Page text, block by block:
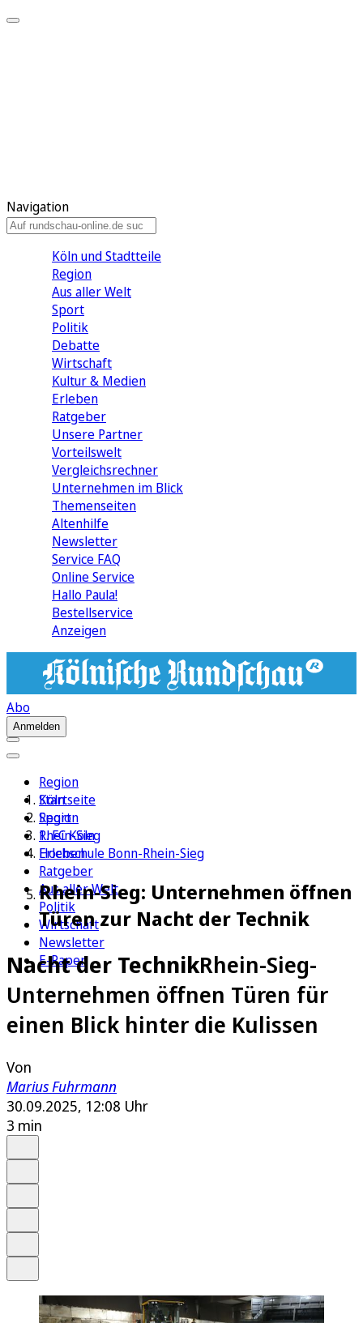
Navigation
Köln und Stadtteile
Region
Aus aller Welt
Sport
Politik
Debatte
Wirtschaft
Kultur & Medien
Erleben
Ratgeber
Unsere Partner
Vorteilswelt
Vergleichsrechner
Unternehmen im Blick
Themenseiten
Altenhilfe
Newsletter
Service FAQ
Online Service
Hallo Paula!
Bestellservice
Anzeigen
Abo
Anmelden
Region
Köln
Sport
1. FC Köln
Erleben
Ratgeber
Aus aller Welt
Politik
Wirtschaft
Newsletter
E-Paper
Startseite
Region
Rhein-Sieg
Hochschule Bonn-Rhein-Sieg
Rhein-Sieg: Unternehmen öffnen
Türen zur Nacht der Technik
Nacht der TechnikRhein-Sieg-
Unternehmen öffnen Türen für
einen Blick hinter die Kulissen
Von
Marius Fuhrmann
30.09.2025, 12:08 Uhr
3 min